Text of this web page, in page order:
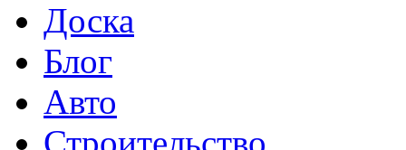
Доска
Блог
Авто